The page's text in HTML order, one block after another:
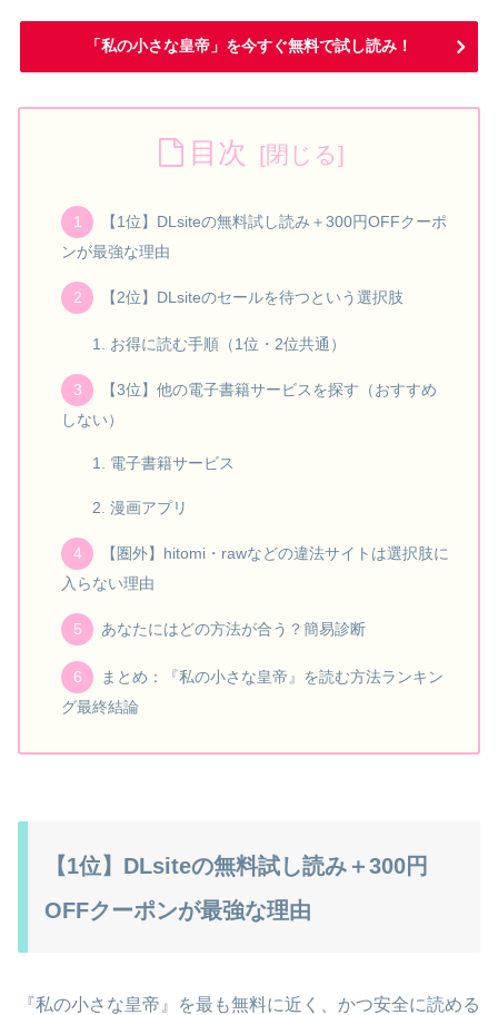
「私の小さな皇帝」を今すぐ無料で試し読み！
目次
【1位】DLsiteの無料試し読み＋300円OFFクーポ
ンが最強な理由
【2位】DLsiteのセールを待つという選択肢
お得に読む手順（1位・2位共通）
【3位】他の電子書籍サービスを探す（おすすめ
しない）
電子書籍サービス
漫画アプリ
【圏外】hitomi・rawなどの違法サイトは選択肢に
入らない理由
あなたにはどの方法が合う？簡易診断
まとめ：『私の小さな皇帝』を読む方法ランキン
グ最終結論
【1位】DLsiteの無料試し読み＋300円
OFFクーポンが最強な理由
『私の小さな皇帝』を最も無料に近く、かつ安全に読める